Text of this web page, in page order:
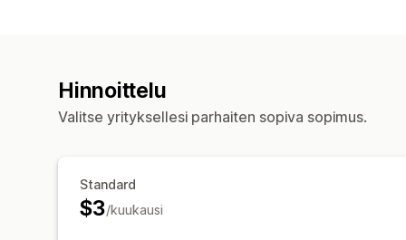
Hinnoittelu
Valitse yrityksellesi parhaiten sopiva sopimus.
Standard
$3/kuukausi